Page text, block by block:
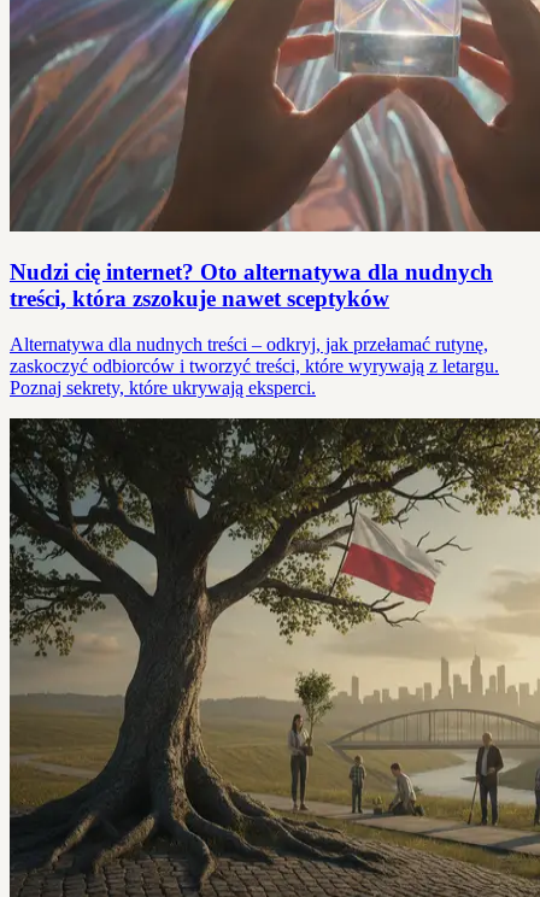
Nudzi cię internet? Oto alternatywa dla nudnych
treści, która zszokuje nawet sceptyków
Alternatywa dla nudnych treści – odkryj, jak przełamać rutynę,
zaskoczyć odbiorców i tworzyć treści, które wyrywają z letargu.
Poznaj sekrety, które ukrywają eksperci.